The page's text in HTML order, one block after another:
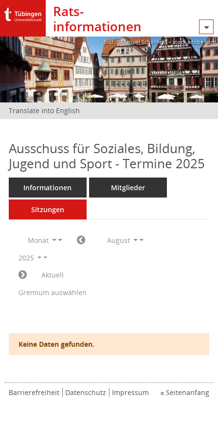
Rats­
informationen
Bild: @Manuel Schönfeld – stock.adobe.com
Translate into English
Ausschuss für Soziales, Bildung,
Jugend und Sport - Termine 2025
Informationen Mitglieder
Sitzungen
Monat
August
2025
Aktuell
Gremium auswählen
Keine Daten gefunden.
Barrierefreiheit Datenschutz Impressum Seitenanfang